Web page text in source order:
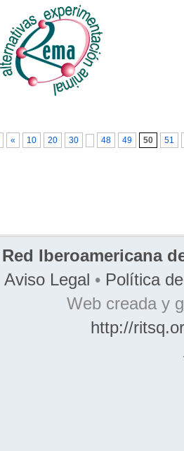
« 10 20 30 48 49 50 51
Red Iberoamericana
Aviso Legal • Política
Web creada y
http://